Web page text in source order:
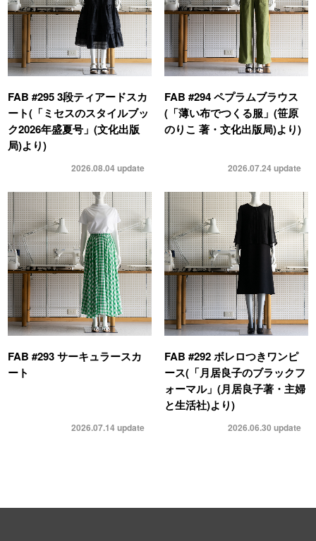
FAB #295 3段ティアードスカ
ート(「ミセスのスタイルブッ
ク2026年盛夏号」(文化出版
局)より)
2026.08.04update
FAB #294 ペプラムブラウス
(「薄い布でつくる服」(笹原
のりこ 著・文化出版局)より)
2026.07.24update
FAB #293 サーキュラースカ
ート
2026.07.14update
FAB #292 ボレロつきワンピ
ース(「月居良子のブラックフ
ォーマル」(月居良子著・主婦
と生活社)より)
2026.06.30 update